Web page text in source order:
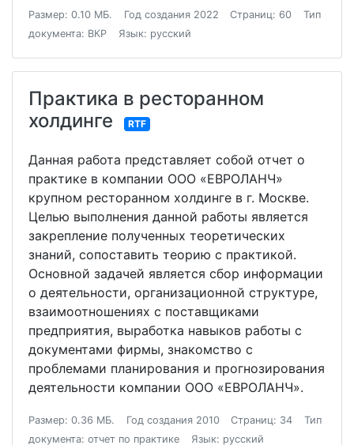
Размер: 0.10 МБ. Год создания 2022 Страниц: 60
Тип
документа: ВКР
Язык: русский
Практика в ресторанном
холдинге
RTF
Данная работа представляет собой отчет о
практике в компании ООО «ЕВРОЛАНЧ»
крупном ресторанном холдинге в г. Москве.
Целью выполнения данной работы является
закрепление полученных теоретических
знаний, сопоставить теорию с практикой.
Основной задачей является сбор информации
о деятельности, организационной структуре,
взаимоотношениях с поставщиками
предприятия, выработка навыков работы с
документами фирмы, знакомство с
проблемами планирования и прогнозирования
деятельности компании ООО «ЕВРОЛАНЧ».
Размер: 0.36 МБ. Год создания 2010 Страниц: 34
Тип
документа: отчет по практике
Язык: русский